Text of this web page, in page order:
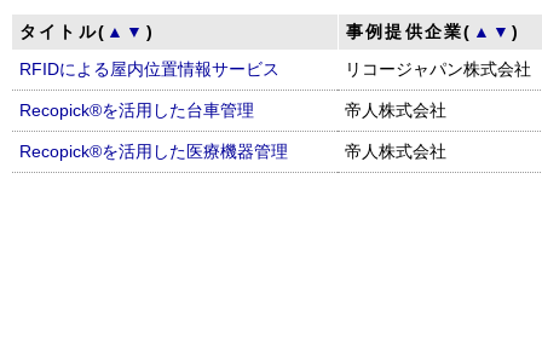
タイトル( ▲ ▼ ) 事例提供企業( ▲ ▼)
RFIDによる屋内位置情報サービス
リコージャパン株式会社
Recopick®を活用した台車管理 帝人株式会社
Recopick®を活用した医療機器管理 帝人株式会社